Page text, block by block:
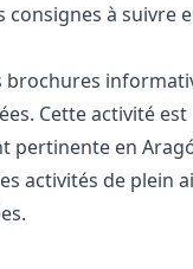
consignes à suivre
brochures
Cette activité est
pertinente en
activités de plein